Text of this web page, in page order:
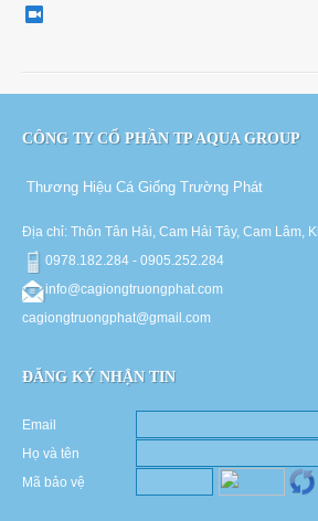
CÔNG TY CỔ PHẦN TP AQUA GROUP
Thương Hiệu Cá Giống Trường Phát
Địa chỉ: Thôn Tân Hải, Cam Hải Tây, Cam Lâm,
0978.182.284 - 0905.252.284
info@cagiongtruongphat.com
cagiongtruongphat@gmail.com
ĐĂNG KÝ NHẬN TIN
Email
Họ và tên
Mã bảo vệ